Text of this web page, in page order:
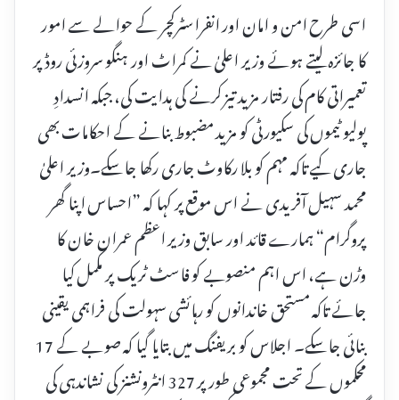
اسی طرح امن و امان اور انفراسٹرکچر کے حوالے سے امور
کا جائزہ لیتے ہوئے وزیر اعلیٰ نے کمراٹ اور ہنگو سروزئی روڈ پر
تعمیراتی کام کی رفتار مزید تیز کرنے کی ہدایت کی، جبکہ انسدادِ
پولیو ٹیموں کی سکیورٹی کو مزید مضبوط بنانے کے احکامات بھی
جاری کیے تاکہ مہم کو بلا رکاوٹ جاری رکھا جا سکے۔وزیر اعلیٰ
محمد سہیل آفریدی نے اس موقع پر کہا کہ ”احساس اپنا گھر
پروگرام“ ہمارے قائد اور سابق وزیر اعظم عمران خان کا
وڑن ہے، اس اہم منصوبے کو فاسٹ ٹریک پر مکمل کیا
جائے تاکہ مستحق خاندانوں کو رہائشی سہولت کی فراہمی یقینی
بنائی جا سکے۔ اجلاس کو بریفنگ میں بتایا گیا کہ صوبے کے 17
محکموں کے تحت مجموعی طور پر 327 انٹرونشنز کی نشاندہی کی